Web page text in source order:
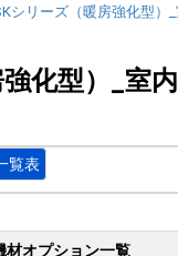
シリーズ（暖房強化型）
化型）_室
覧表
材オプション一覧